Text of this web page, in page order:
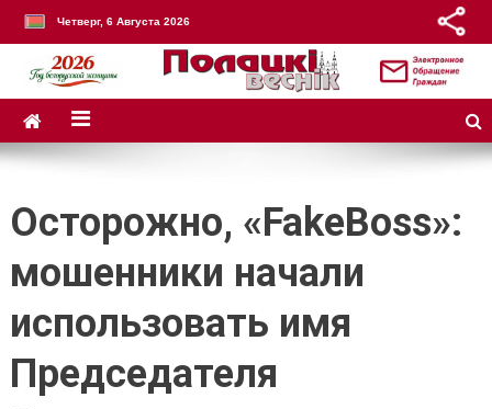
Четверг, 6 Августа 2026
Осторожно, «FakeBoss»:
мошенники начали
использовать имя
Председателя